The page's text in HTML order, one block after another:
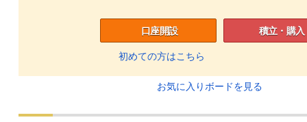
口座開設
初めての方はこちら
積立・購入
お気に入りボードを見る